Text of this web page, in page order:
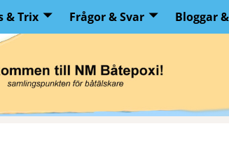
& Trix Frågor & Svar Bloggar